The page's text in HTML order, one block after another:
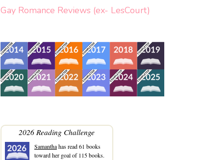
Gay Romance Reviews (ex- LesCourt)
2026 Reading Challenge
Samanthahas read 61 books
toward her goal of 115 books.